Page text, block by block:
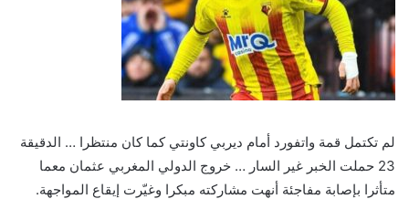
لم تكتمل قمة واتفورد أمام ديربي كاونتي كما كان منتظرا … الدقيقة
23 حملت الخبر غير السار … خروج الدولي المغربي عثمان معما
متأثرا بإصابة مفاجئة أنهت مشاركته مبكرا وغيّرت إيقاع المواجهة.